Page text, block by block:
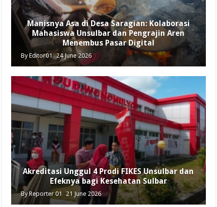
Manisnya Asa di Desa Saragian: Kolaborasi
Mahasiswa Unsulbar dan Pengrajin Aren
Menembus Pasar Digital
ByEditor01 24 June 2026
Akreditasi Unggul 4 Prodi FIKES Unsulbar dan
Efeknya bagi Kesehatan Sulbar
ByReporter 01 21 June 2026